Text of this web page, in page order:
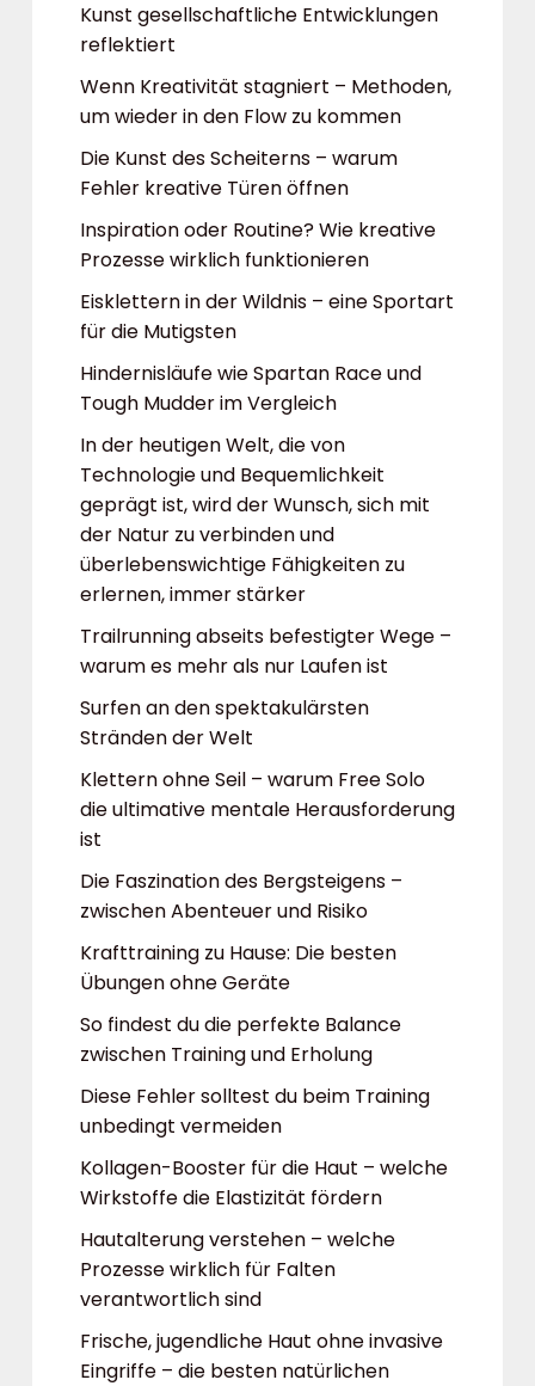
Kunst gesellschaftliche Entwicklungen
reflektiert
Wenn Kreativität stagniert – Methoden,
um wieder in den Flow zu kommen
Die Kunst des Scheiterns – warum
Fehler kreative Türen öffnen
Inspiration oder Routine? Wie kreative
Prozesse wirklich funktionieren
Eisklettern in der Wildnis – eine Sportart
für die Mutigsten
Hindernisläufe wie Spartan Race und
Tough Mudder im Vergleich
In der heutigen Welt, die von
Technologie und Bequemlichkeit
geprägt ist, wird der Wunsch, sich mit
der Natur zu verbinden und
überlebenswichtige Fähigkeiten zu
erlernen, immer stärker
Trailrunning abseits befestigter Wege –
warum es mehr als nur Laufen ist
Surfen an den spektakulärsten
Stränden der Welt
Klettern ohne Seil – warum Free Solo
die ultimative mentale Herausforderung
ist
Die Faszination des Bergsteigens –
zwischen Abenteuer und Risiko
Krafttraining zu Hause: Die besten
Übungen ohne Geräte
So findest du die perfekte Balance
zwischen Training und Erholung
Diese Fehler solltest du beim Training
unbedingt vermeiden
Kollagen-Booster für die Haut – welche
Wirkstoffe die Elastizität fördern
Hautalterung verstehen – welche
Prozesse wirklich für Falten
verantwortlich sind
Frische, jugendliche Haut ohne invasive
Eingriffe – die besten natürlichen